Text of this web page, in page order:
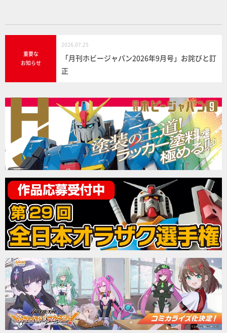
重要な
お知らせ
2026.07.25
「月刊ホビージャパン2026年9月号」お詫びと訂
正